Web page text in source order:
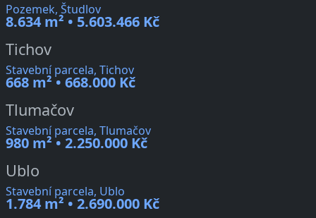
Pozemek, Študlov
8.634 m² • 5.603.466 Kč
Tichov
Stavební parcela, Tichov
668 m² • 668.000 Kč
Tlumačov
Stavební parcela, Tlumačov
980 m² • 2.250.000 Kč
Ublo
Stavební parcela, Ublo
1.784 m² • 2.690.000 Kč